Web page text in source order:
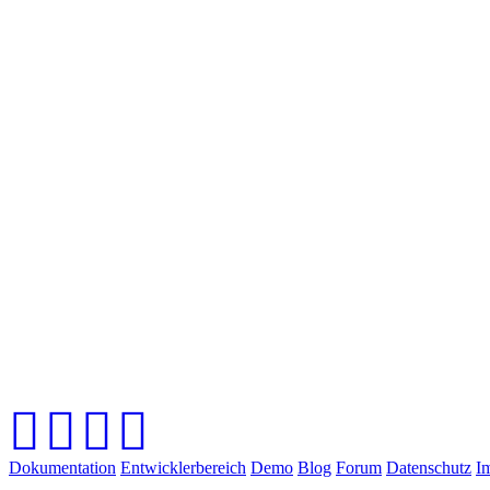
Dokumentation Entwicklerbereich Demo Blog Forum Datenschutz